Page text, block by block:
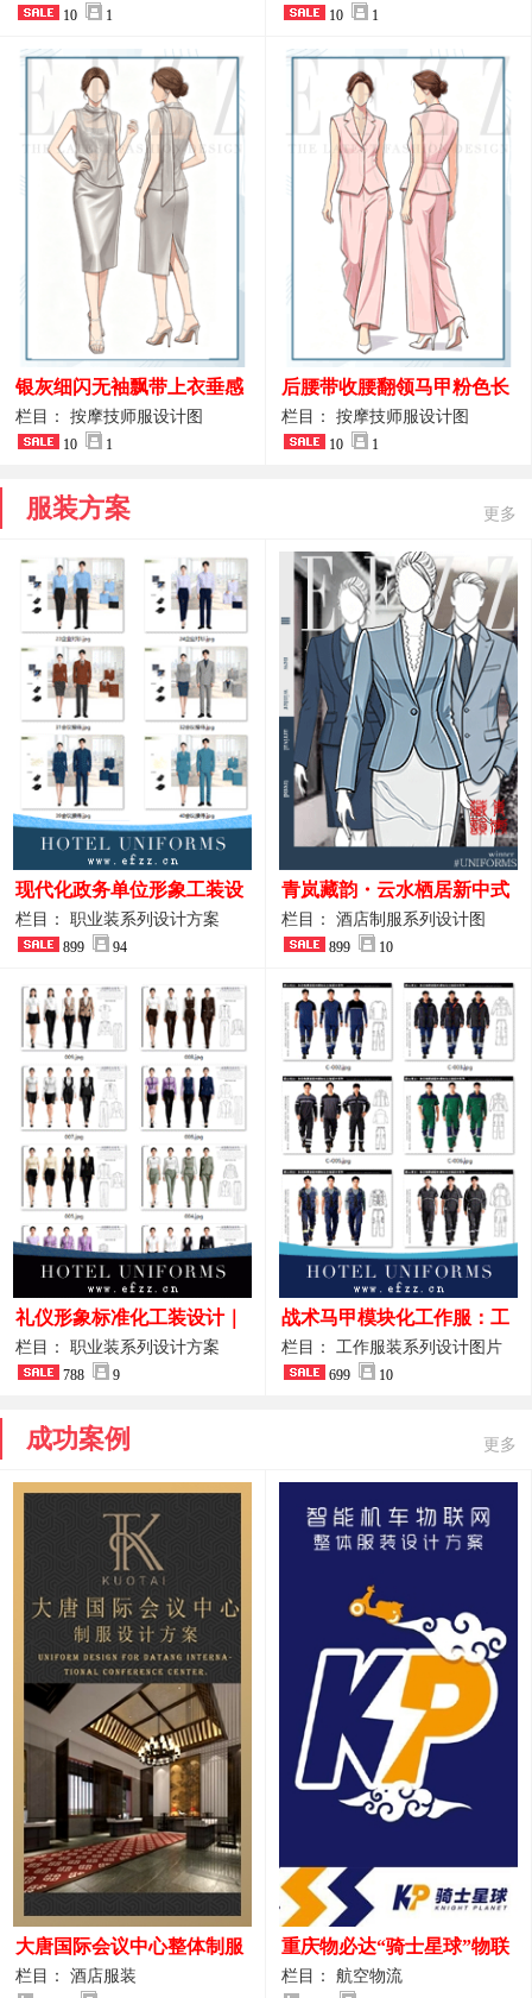
计
10 1 10 1
银灰细闪无袖飘带上衣垂感
开叉中长裙 星级酒店前厅礼
仪高级全套工作服
栏目： 按摩技师服设计图
10 1
后腰带收腰翻领马甲粉色长
裤套装 美容门店前台主管精
致高级工装
栏目： 按摩技师服设计图
10 1
服装方案 更多
现代化政务单位形象工装设
计｜国风会务接待西装制服
整套方案
栏目： 职业装系列设计方案
899 94
青岚藏韵・云水栖居新中式
酒店全岗位制服设计原创作
品图
栏目： 酒店制服系列设计图
899 10
礼仪形象标准化工装设计｜
高端服务业仪态塑造专属职
业装系列
栏目： 职业装系列设计方案
788 9
战术马甲模块化工作服：工
程巡检与设备调试岗位的多
功能收纳设计
栏目： 工作服装系列设计图片
699 10
成功案例 更多
大唐国际会议中心整体制服
设计案例
栏目： 酒店服装
重庆物必达“骑士星球”物联
网派送人员服装设计案例
栏目： 航空物流